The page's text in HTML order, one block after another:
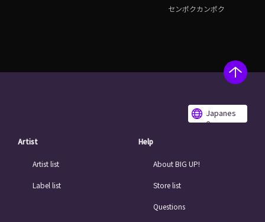
センポクカンポク
Japanes
e
Artist
Artist list
Label list
Help
About BIG UP!
Store list
Questions